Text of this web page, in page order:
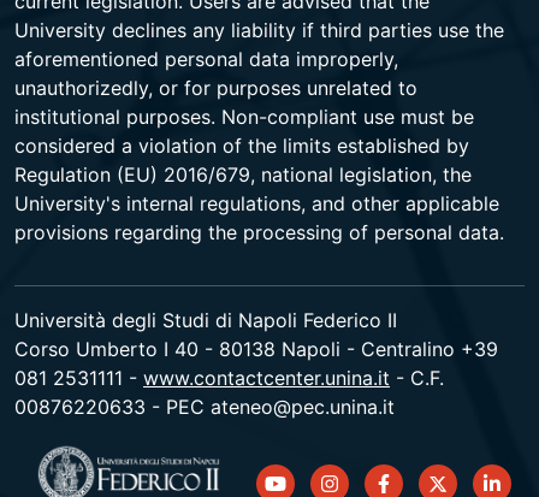
University declines any liability if third parties use the
aforementioned personal data improperly,
unauthorizedly, or for purposes unrelated to
institutional purposes. Non-compliant use must be
considered a violation of the limits established by
Regulation (EU) 2016/679, national legislation, the
University's internal regulations, and other applicable
provisions regarding the processing of personal data.
Università degli Studi di Napoli Federico II
Corso Umberto I 40 - 80138 Napoli - Centralino +39
081 2531111 - www.contactcenter.unina.it - C.F.
00876220633 - PEC ateneo@pec.unina.it
youtubeinstagramfacebooktwitter